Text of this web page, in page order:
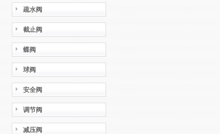
疏水阀
截止阀
蝶阀
球阀
安全阀
调节阀
减压阀